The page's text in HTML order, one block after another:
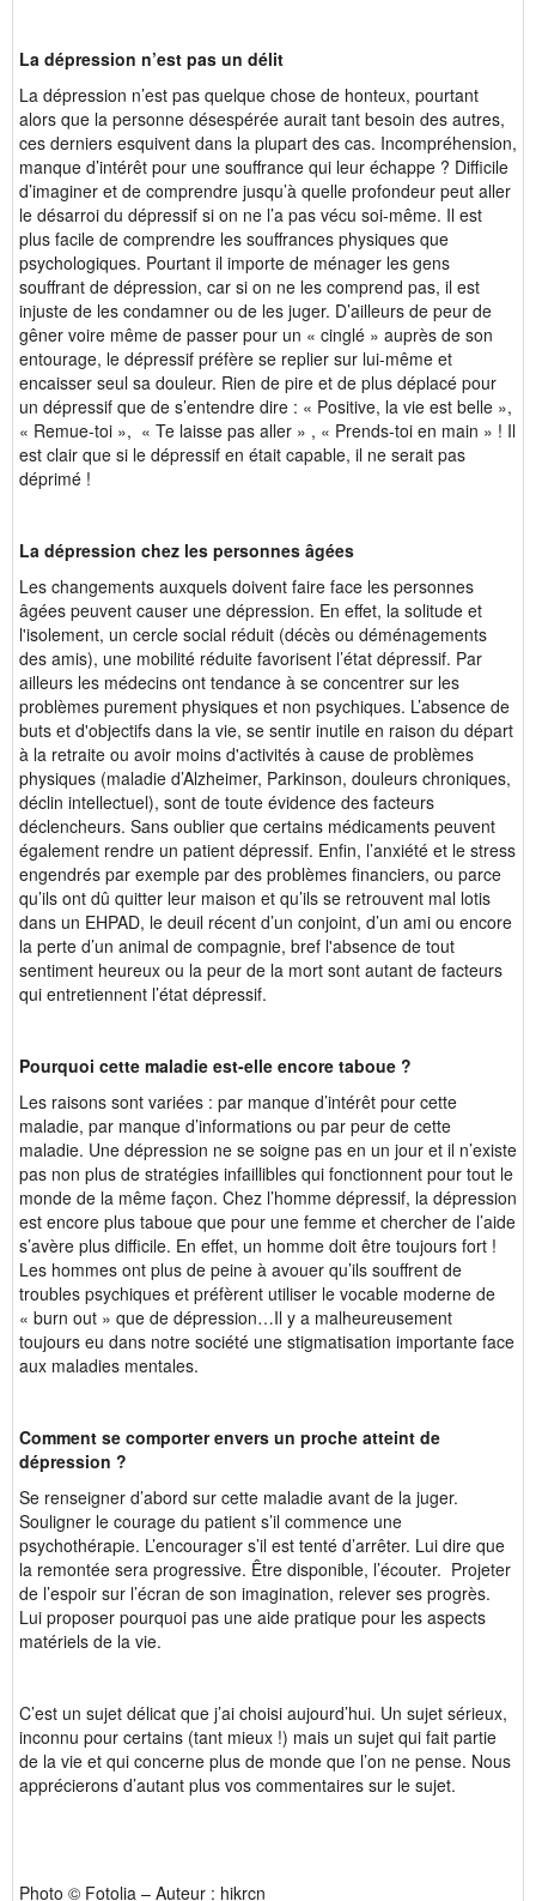
La dépression n’est pas un délit
La dépression n’est pas quelque chose de honteux, pourtant
alors que la personne désespérée aurait tant besoin des autres,
ces derniers esquivent dans la plupart des cas. Incompréhension,
manque d’intérêt pour une souffrance qui leur échappe ? Difficile
d’imaginer et de comprendre jusqu’à quelle profondeur peut aller
le désarroi du dépressif si on ne l’a pas vécu soi-même. Il est
plus facile de comprendre les souffrances physiques que
psychologiques. Pourtant il importe de ménager les gens
souffrant de dépression, car si on ne les comprend pas, il est
injuste de les condamner ou de les juger. D’ailleurs de peur de
gêner voire même de passer pour un « cinglé » auprès de son
entourage, le dépressif préfère se replier sur lui-même et
encaisser seul sa douleur. Rien de pire et de plus déplacé pour
un dépressif que de s’entendre dire : « Positive, la vie est belle »,
« Remue-toi », « Te laisse pas aller » , « Prends-toi en main » ! Il
est clair que si le dépressif en était capable, il ne serait pas
déprimé !
La dépression chez les personnes âgées
Les changements auxquels doivent faire face les personnes
âgées peuvent causer une dépression. En effet, la solitude et
l'isolement, un cercle social réduit (décès ou déménagements
des amis), une mobilité réduite favorisent l’état dépressif. Par
ailleurs les médecins ont tendance à se concentrer sur les
problèmes purement physiques et non psychiques. L’absence de
buts et d'objectifs dans la vie, se sentir inutile en raison du départ
à la retraite ou avoir moins d'activités à cause de problèmes
physiques (maladie d’Alzheimer, Parkinson, douleurs chroniques,
déclin intellectuel), sont de toute évidence des facteurs
déclencheurs. Sans oublier que certains médicaments peuvent
également rendre un patient dépressif. Enfin, l’anxiété et le stress
engendrés par exemple par des problèmes financiers, ou parce
qu’ils ont dû quitter leur maison et qu’ils se retrouvent mal lotis
dans un EHPAD, le deuil récent d’un conjoint, d’un ami ou encore
la perte d’un animal de compagnie, bref l'absence de tout
sentiment heureux ou la peur de la mort sont autant de facteurs
qui entretiennent l’état dépressif.
Pourquoi cette maladie est-elle encore taboue ?
Les raisons sont variées : par manque d’intérêt pour cette
maladie, par manque d’informations ou par peur de cette
maladie. Une dépression ne se soigne pas en un jour et il n’existe
pas non plus de stratégies infaillibles qui fonctionnent pour tout le
monde de la même façon. Chez l’homme dépressif, la dépression
est encore plus taboue que pour une femme et chercher de l’aide
s’avère plus difficile. En effet, un homme doit être toujours fort !
Les hommes ont plus de peine à avouer qu’ils souffrent de
troubles psychiques et préfèrent utiliser le vocable moderne de
« burn out » que de dépression…Il y a malheureusement
toujours eu dans notre société une stigmatisation importante face
aux maladies mentales.
Comment se comporter envers un proche atteint de
dépression ?
Se renseigner d’abord sur cette maladie avant de la juger.
Souligner le courage du patient s’il commence une
psychothérapie. L’encourager s’il est tenté d’arrêter. Lui dire que
la remontée sera progressive. Être disponible, l’écouter. Projeter
de l’espoir sur l’écran de son imagination, relever ses progrès.
Lui proposer pourquoi pas une aide pratique pour les aspects
matériels de la vie.
C’est un sujet délicat que j’ai choisi aujourd’hui. Un sujet sérieux,
inconnu pour certains (tant mieux !) mais un sujet qui fait partie
de la vie et qui concerne plus de monde que l’on ne pense. Nous
apprécierons d’autant plus vos commentaires sur le sujet.
Photo © Fotolia – Auteur : hikrcn